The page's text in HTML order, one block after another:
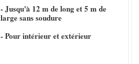
- Jusqu'à 12 m de long et 5 m de
large sans soudure
- Pour intérieur et extérieur